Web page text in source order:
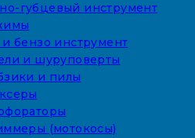
губцевый инструмент
бензо инструмент
и шуруповерты
и пилы
(мотокосы)